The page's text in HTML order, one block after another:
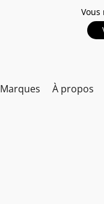
Vous
Marques À propos